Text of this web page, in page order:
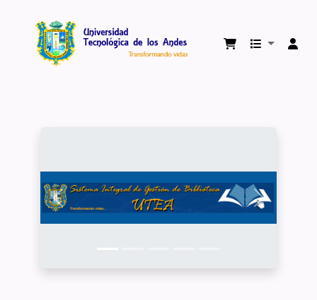
Biblioteca Virtual Universidad Tecnológica